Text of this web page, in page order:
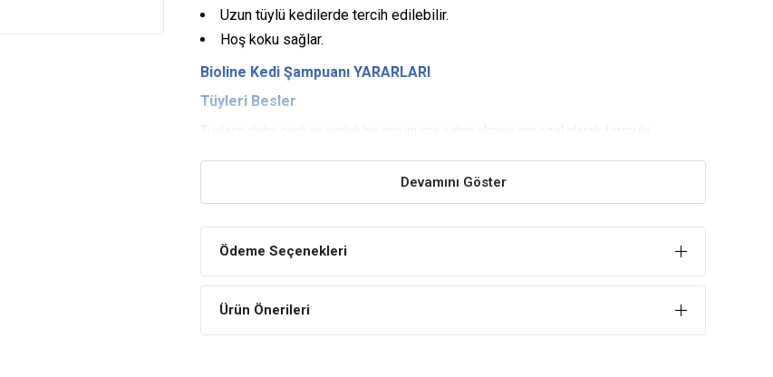
Uzun tüylü kedilerde tercih edilebilir.
Hoş koku sağlar.
Bioline Kedi Şampuanı YARARLARI
Tüyleri Besler
Tüylerin daha canlı ve parlak bir görünüme sahip olması için özel olarak formüle
Kedilerin tüylerinin kolay taranması için tüylere yumuşaklık verir.
Devamını Göster
Ödeme Seçenekleri
Ürün Önerileri